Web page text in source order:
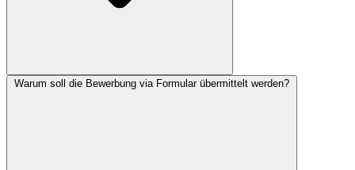
Warum soll die Bewerbung via Formular übermittelt werden?